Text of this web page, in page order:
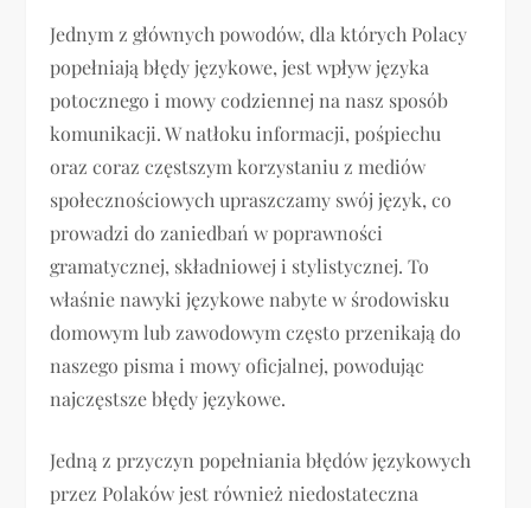
Jednym z głównych powodów, dla których Polacy
popełniają błędy językowe, jest wpływ języka
potocznego i mowy codziennej na nasz sposób
komunikacji. W natłoku informacji, pośpiechu
oraz coraz częstszym korzystaniu z mediów
społecznościowych upraszczamy swój język, co
prowadzi do zaniedbań w poprawności
gramatycznej, składniowej i stylistycznej. To
właśnie nawyki językowe nabyte w środowisku
domowym lub zawodowym często przenikają do
naszego pisma i mowy oficjalnej, powodując
najczęstsze błędy językowe.
Jedną z przyczyn popełniania błędów językowych
przez Polaków jest również niedostateczna